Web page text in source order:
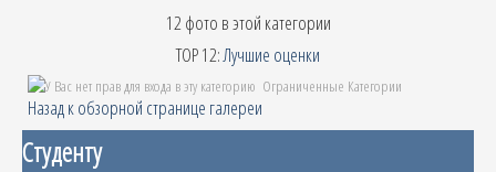
12 фото в этой категории
TOP 12:Лучшие оценки
Ограниченные Категории
Назад к обзорной странице галереи
Студенту